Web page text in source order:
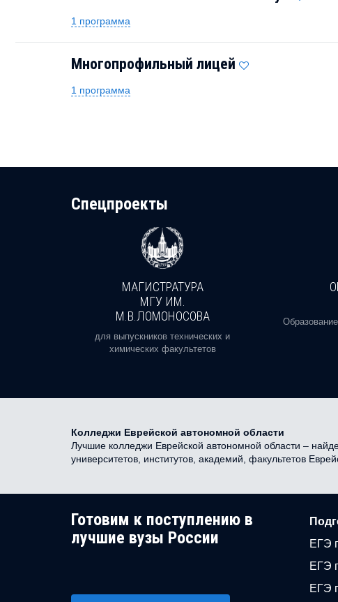
1 программа
Многопрофильный лицей
1 программа
Cпецпроекты
МАГИСТРАТУРА
МГУ ИМ.
М.В.ЛОМОНОСОВА
для выпускников технических и
химических факультетов
Колледжи Еврейской автономной области
Лучшие колледжи Еврейской автономной области –
университетов, институтов, академий, факультетов
Готовим к поступлению в
лучшие вузы России
ЕГЭ
ЕГЭ
ЕГЭ